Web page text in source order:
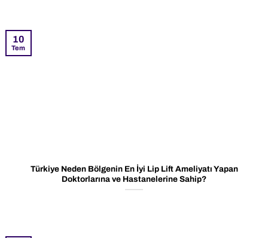
Türkiye Neden Bölgenin En İyi Lip Lift Ameliyatı Yapan
Doktorlarına ve Hastanelerine Sahip?
10
Tem